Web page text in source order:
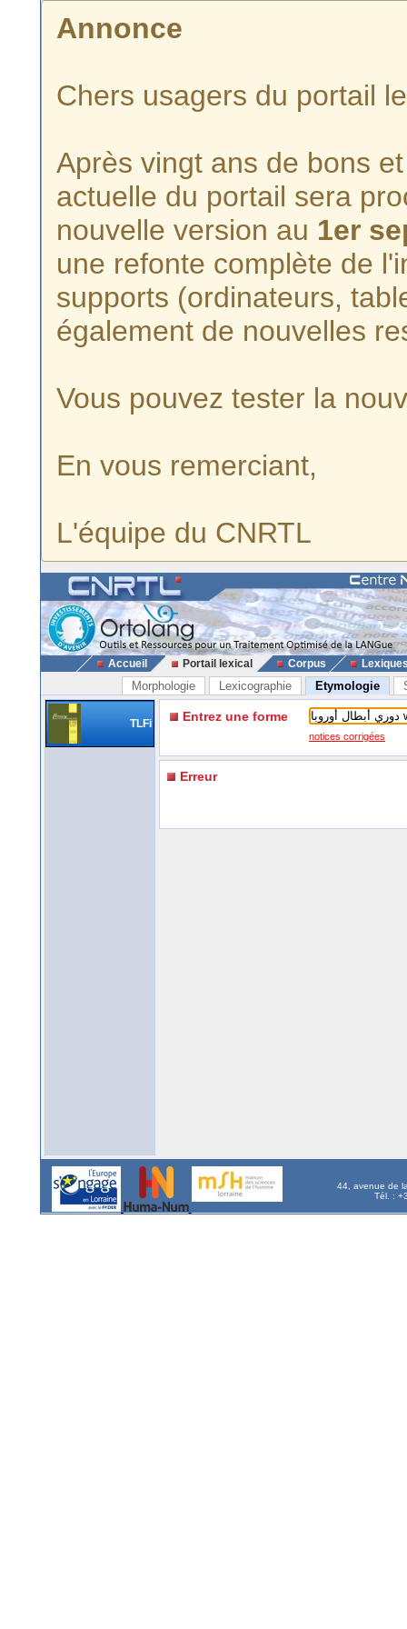
Annonce
Chers usagers du portail
Après vingt ans de bons
actuelle du portail sera
nouvelle version au 1er
une refonte complète de
supports (ordinateurs,
également de nouvelles
Vous pouvez tester la
En vous remerciant,
L'équipe du CNRTL
Accueil Portail lexical Corpus
Morphologie Lexicographie Etymologie
TLFi Entrez une forme
notices corrigées
Erreur
44, avenue de
Tél. :